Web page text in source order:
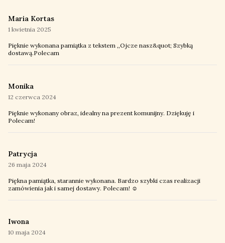
Maria Kortas
1 kwietnia 2025
Pięknie wykonana pamiątka z tekstem ,,Ojcze nasz&quot; Szybką
dostawą.Polecam
Monika
12 czerwca 2024
Pięknie wykonany obraz, idealny na prezent komunijny. Dziękuję i
Polecam!
Patrycja
26 maja 2024
Piękna pamiątka, starannie wykonana. Bardzo szybki czas realizacji
zamówienia jak i samej dostawy. Polecam! ☺️
Iwona
10 maja 2024